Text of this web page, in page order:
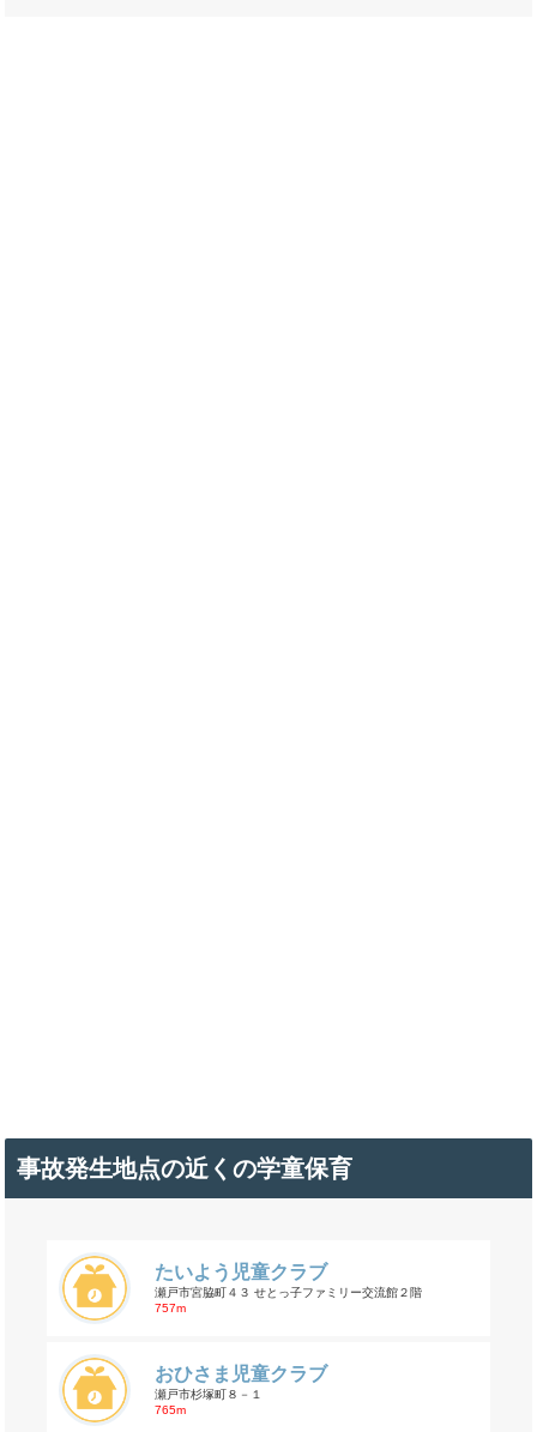
事故発生地点の近くの学童保育
たいよう児童クラブ
瀬戸市宮脇町４３ せとっ子ファミリー交流館２階
757m
おひさま児童クラブ
瀬戸市杉塚町８－１
765m